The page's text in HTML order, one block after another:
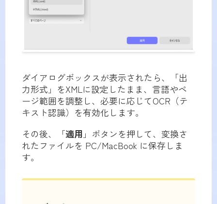
ダイアログボックスが表示されたら、「出
力形式」をXMLに設定したまま、言語やペ
ージ範囲を調整し、必要に応じてOCR（テ
キスト認識）を有効化します。
その後、「適用 」ボタンを押して、変換さ
れたファイルを PC/MacBook に保存しま
す。